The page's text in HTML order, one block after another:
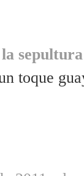
sepultura
toque